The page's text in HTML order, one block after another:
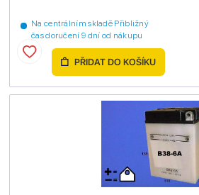
Na centrálním skladě Přibližný
čas doručení 9 dní od nákupu
PŘIDAT DO KOŠÍKU